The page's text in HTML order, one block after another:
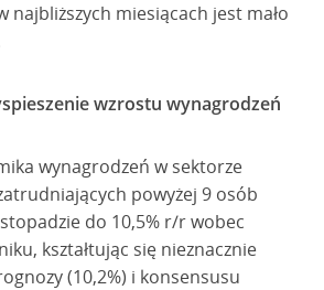
najbliższych miesiącach jest mało
wzrostu wynagrodzeń
wynagrodzeń w sektorze
powyżej 9 osób
do 10,5% r/r wobec
kształtując się nieznacznie
(10,2%) i konsensusu